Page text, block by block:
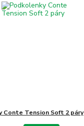
Conte Tension Soft 2 páry